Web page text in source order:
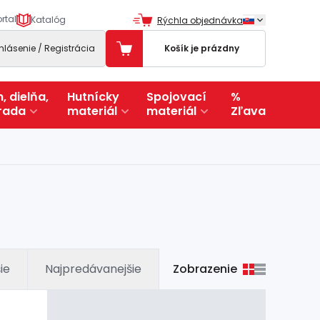
Katalóg Rýchla objednávka
/ Registrácia Košík je prázdny
dielňa,
Hutnícky
materiál
Spojovací
materiál
%
Zľava
Najpredávanejšie Zobrazenie